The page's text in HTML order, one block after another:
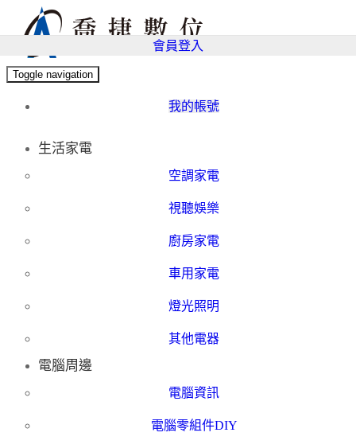
Toggle navigation
我的帳號
會員登入
生活家電
空調家電
視聽娛樂
廚房家電
車用家電
燈光照明
其他電器
電腦周邊
電腦資訊
電腦零組件DIY